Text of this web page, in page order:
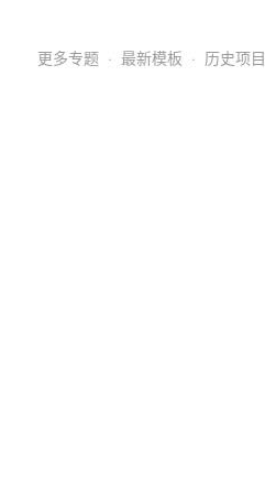
更多专题 · 最新模板 · 历史项目